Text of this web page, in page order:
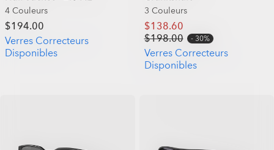
4 Couleurs
$194.00
Verres Correcteurs
Disponibles
3 Couleurs
$138.60
$198.00
30%
Verres Correcteurs
Disponibles